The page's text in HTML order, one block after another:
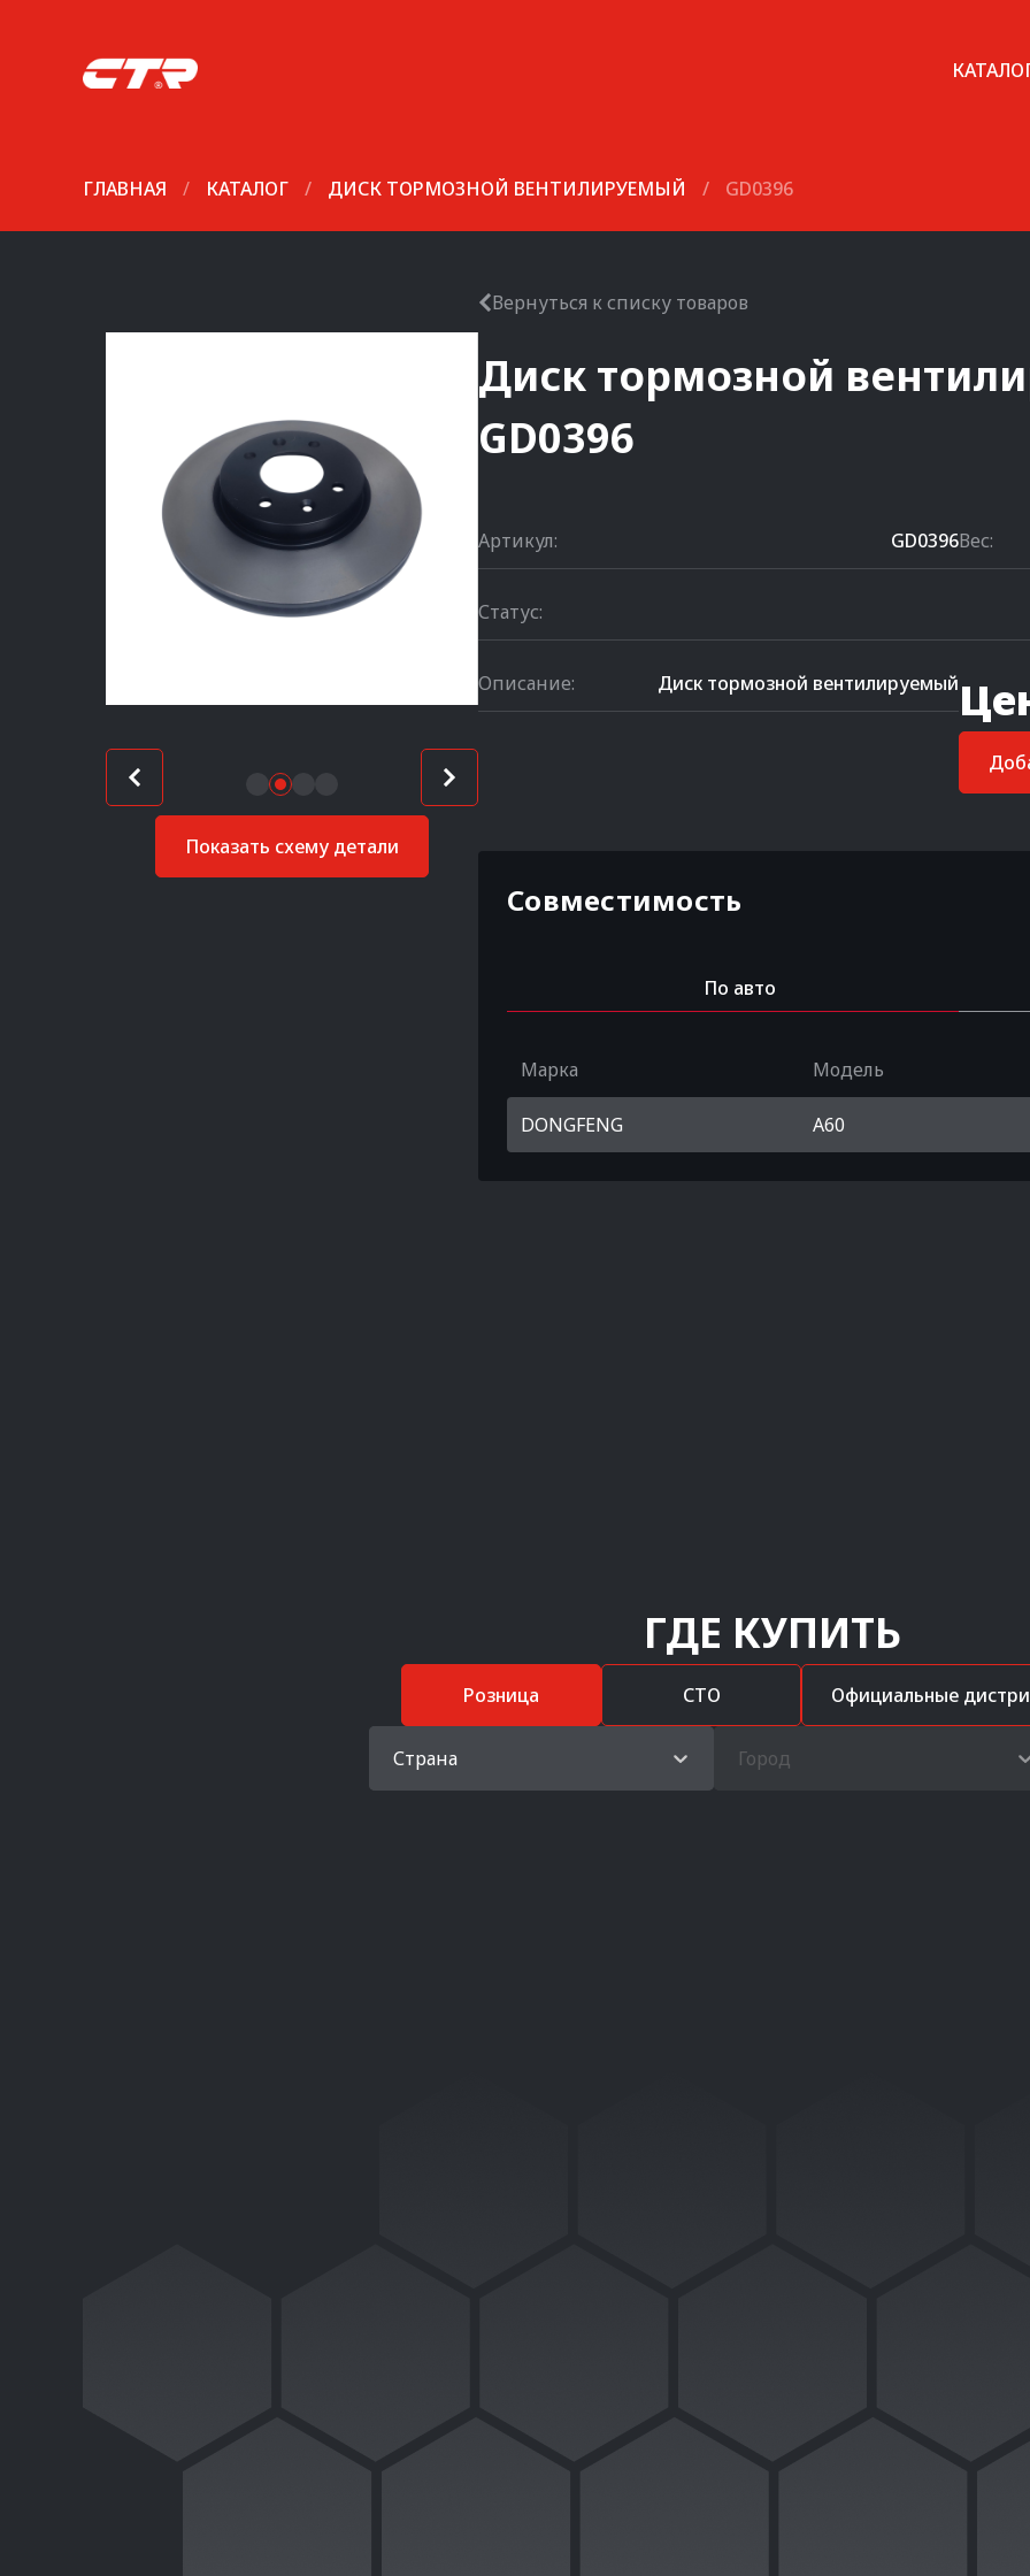
ГЛАВНАЯ / КАТАЛОГ / ДИСК ТОРМОЗНОЙ ВЕНТИЛИРУЕМЫЙ / GD0396
Показать схему детали
Вернуться к списку товаров
Диск тормозной
GD0396
Артикул: GD0396Вес:
Статус:
Описание: Диск тормозной вентилируемый
Совместимость
По авто
Марка Модель
DONGFENG A60
ГДЕ КУПИТЬ
Розница СТО Официальные
Страна Город